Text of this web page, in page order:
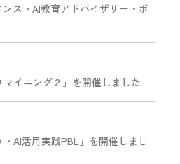
ス・AI教育アドバイザリー・ボ
イニング２」を開催しました
AI活用実践PBL」を開催しまし